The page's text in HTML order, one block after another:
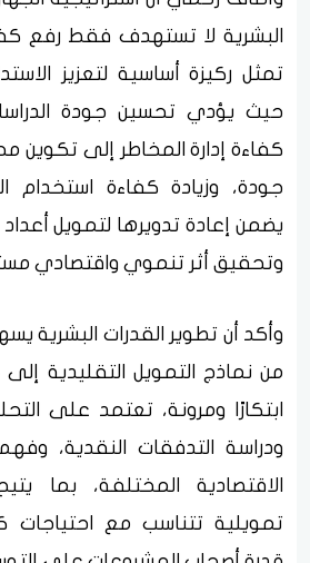
البشرية لا تستهدف فقط رفع
تمثل ركيزة أساسية لتعزيز
حيث يؤدي تحسين جودة
كفاءة إدارة المخاطر إلى تكوين
جودة، وزيادة كفاءة استخدام
يضمن إعادة تدويرها لتمويل
وتحقيق أثر تنموي واقتصادي
وأكد أن تطوير القدرات البشرية
من نماذج التمويل التقليدية
ابتكارًا ومرونة، تعتمد على
ودراسة التدفقات النقدية،
الاقتصادية المختلفة، بما
تمويلية تتناسب مع